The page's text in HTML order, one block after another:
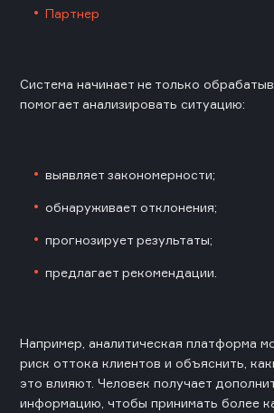
Партнер
Система начинает не только
помогает анализировать ситуацию:
выявляет закономерности;
обнаруживает отклонения;
прогнозирует результаты;
предлагает рекомендации.
Например, аналитическая платформа
риск оттока клиентов и объяснить,
это влияют. Человек получает
информацию, чтобы принимать более